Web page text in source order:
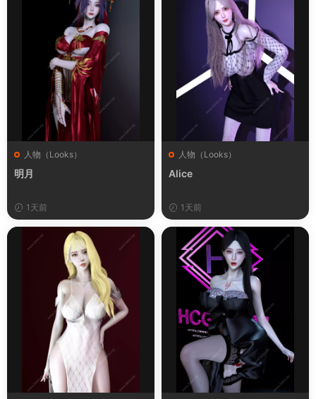
人物（Looks）
明月
1天前
人物（Looks）
Alice
1天前